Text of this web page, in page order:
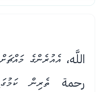
اللَّه، އެއުރެންގެ
رحمة ތެރިން